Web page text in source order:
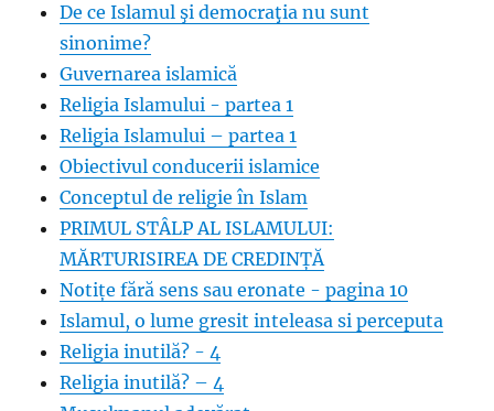
De ce Islamul şi democraţia nu sunt
sinonime?
Guvernarea islamică
Religia Islamului - partea 1
Religia Islamului – partea 1
Obiectivul conducerii islamice
Conceptul de religie în Islam
PRIMUL STÂLP AL ISLAMULUI:
MĂRTURISIREA DE CREDINȚĂ
Notițe fără sens sau eronate - pagina 10
Islamul, o lume gresit inteleasa si perceputa
Religia inutilă? - 4
Religia inutilă? – 4